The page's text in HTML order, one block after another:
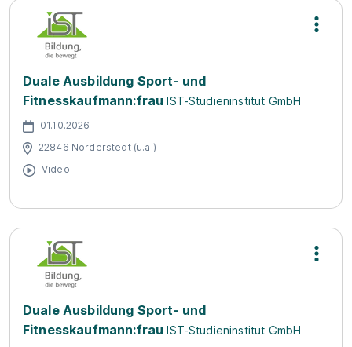
Duale Ausbildung Sport- und
Fitnesskaufmann:frau IST-Studieninstitut GmbH
01.10.2026
22846 Norderstedt (u.a.)
Video
Duale Ausbildung Sport- und
Fitnesskaufmann:frau IST-Studieninstitut GmbH